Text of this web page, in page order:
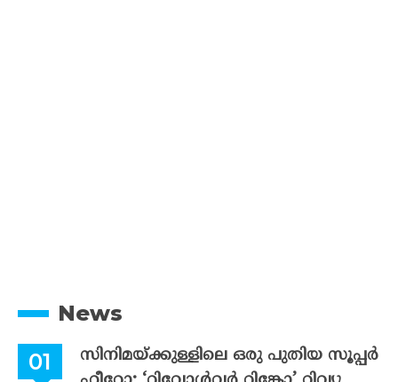
News
സിനിമയ്ക്കുള്ളിലെ ഒരു പുതിയ സൂപ്പർ